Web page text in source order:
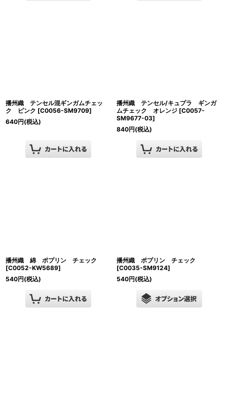
播州織 テンセル混ギンガムチェッ
ク ピンク [C0056-SM9709]
640円(税込)
播州織 テンセル/キュプラ ギンガ
ムチェック オレンジ [C0057-
SM9677-03]
840円(税込)
播州織 綿 ポプリン チェック
[C0052-KW5689]
540円(税込)
播州織 ポプリン チェック
[C0035-SM9124]
540円(税込)